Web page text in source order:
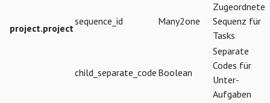
project.project
sequence_id Many2one
Zugeordnete
Sequenz für
Tasks
child_separate_code Boolean
Separate
Codes für
Unter-
Aufgaben